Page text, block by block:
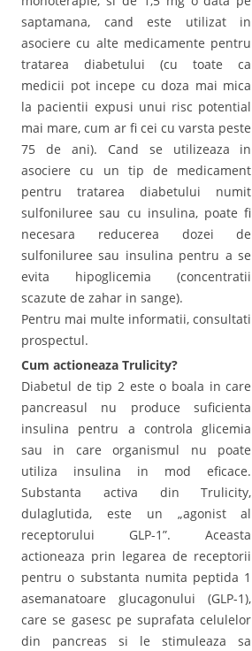
saptamana, cand este utilizat in
asociere cu alte medicamente pentru
tratarea diabetului (cu toate ca
medicii pot incepe cu doza mai mica
la pacientii expusi unui risc potential
mai mare, cum ar fi cei cu varsta peste
75 de ani). Cand se utilizeaza in
asociere cu un tip de medicament
pentru tratarea diabetului numit
sulfoniluree sau cu insulina, poate fi
necesara reducerea dozei de
sulfoniluree sau insulina pentru a se
evita hipoglicemia (concentratii
scazute de zahar in sange).
Pentru mai multe informatii, consultati
prospectul.
Cum actioneaza Trulicity?
Diabetul de tip 2 este o boala in care
pancreasul nu produce suficienta
insulina pentru a controla glicemia
sau in care organismul nu poate
utiliza insulina in mod eficace.
Substanta activa din Trulicity,
dulaglutida, este un „agonist al
receptorului GLP-1”. Aceasta
actioneaza prin legarea de receptorii
pentru o substanta numita peptida 1
asemanatoare glucagonului (GLP-1),
care se gasesc pe suprafata celulelor
din pancreas si le stimuleaza sa